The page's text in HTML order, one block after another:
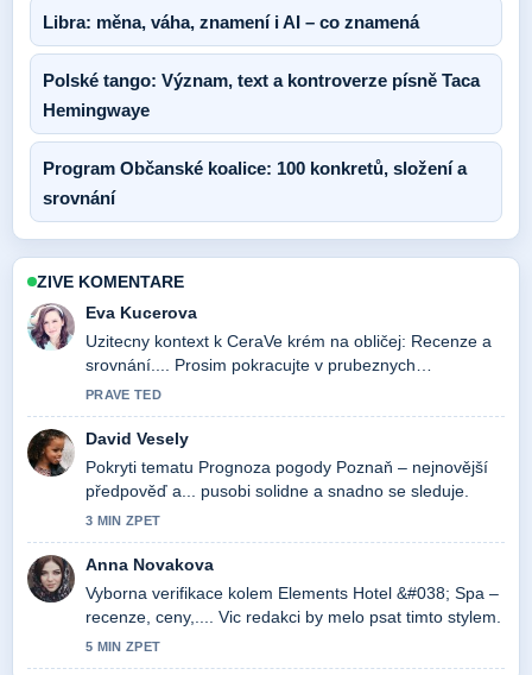
Libra: měna, váha, znamení i AI – co znamená
Polské tango: Význam, text a kontroverze písně Taca
Hemingwaye
Program Občanské koalice: 100 konkretů, složení a
srovnání
ZIVE KOMENTARE
Eva Kucerova
Uzitecny kontext k CeraVe krém na obličej: Recenze a
srovnání.... Prosim pokracujte v prubeznych
aktualizacich.
PRAVE TED
David Vesely
Pokryti tematu Prognoza pogody Poznaň – nejnovější
předpověď a... pusobi solidne a snadno se sleduje.
3 MIN ZPET
Anna Novakova
Vyborna verifikace kolem Elements Hotel &#038; Spa –
recenze, ceny,.... Vic redakci by melo psat timto stylem.
5 MIN ZPET